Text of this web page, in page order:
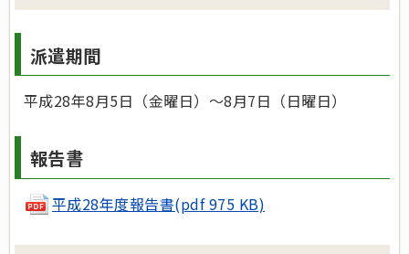
派遣期間
平成28年8月5日（金曜日）～8月7日（日曜日）
報告書
平成28年度報告書(pdf 975 KB)